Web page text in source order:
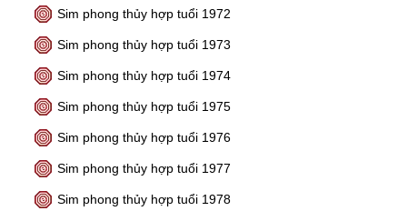
Sim phong thủy hợp tuổi 1972
Sim phong thủy hợp tuổi 1973
Sim phong thủy hợp tuổi 1974
Sim phong thủy hợp tuổi 1975
Sim phong thủy hợp tuổi 1976
Sim phong thủy hợp tuổi 1977
Sim phong thủy hợp tuổi 1978